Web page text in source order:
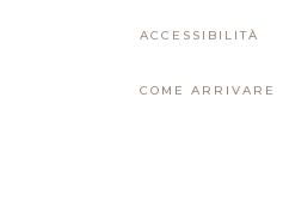
ACCESSIBILITÀ
COME ARRIVARE